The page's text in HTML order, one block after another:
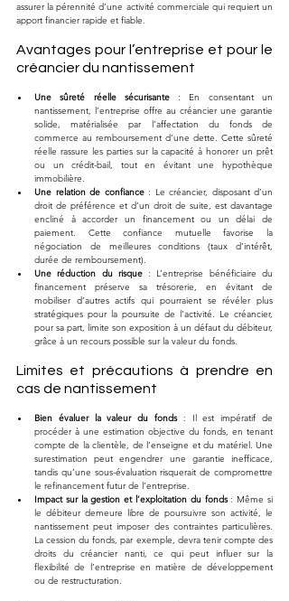
assurer la pérennité d’une activité commerciale qui requiert un
apport financier rapide et fiable.
Avantages pour l’entreprise et pour le
créancier du nantissement
Une sûreté réelle sécurisante : En consentant un
nantissement, l’entreprise offre au créancier une garantie
solide, matérialisée par l’affectation du fonds de
commerce au remboursement d’une dette. Cette sûreté
réelle rassure les parties sur la capacité à honorer un prêt
ou un crédit-bail, tout en évitant une hypothèque
immobilière.
Une relation de confiance : Le créancier, disposant d’un
droit de préférence et d’un droit de suite, est davantage
encliné à accorder un financement ou un délai de
paiement. Cette confiance mutuelle favorise la
négociation de meilleures conditions (taux d’intérêt,
durée de remboursement).
Une réduction du risque : L’entreprise bénéficiaire du
financement préserve sa trésorerie, en évitant de
mobiliser d’autres actifs qui pourraient se révéler plus
stratégiques pour la poursuite de l’activité. Le créancier,
pour sa part, limite son exposition à un défaut du débiteur,
grâce à un recours possible sur la valeur du fonds.
Limites et précautions à prendre en
cas de nantissement
Bien évaluer la valeur du fonds : Il est impératif de
procéder à une estimation objective du fonds, en tenant
compte de la clientèle, de l’enseigne et du matériel. Une
surestimation peut engendrer une garantie inefficace,
tandis qu’une sous-évaluation risquerait de compromettre
le refinancement futur de l’entreprise.
Impact sur la gestion et l’exploitation du fonds : Même si
le débiteur demeure libre de poursuivre son activité, le
nantissement peut imposer des contraintes particulières.
La cession du fonds, par exemple, devra tenir compte des
droits du créancier nanti, ce qui peut influer sur la
flexibilité de l’entreprise en matière de développement
ou de restructuration.